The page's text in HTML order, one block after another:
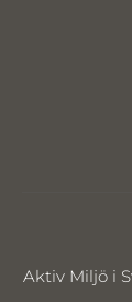
Aktiv Miljö i